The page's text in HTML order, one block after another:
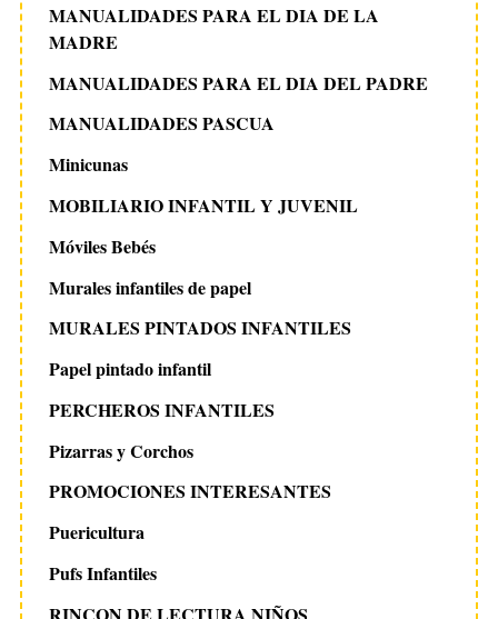
MANUALIDADES PARA EL DIA DE LA
MADRE
MANUALIDADES PARA EL DIA DEL PADRE
MANUALIDADES PASCUA
Minicunas
MOBILIARIO INFANTIL Y JUVENIL
Móviles Bebés
Murales infantiles de papel
MURALES PINTADOS INFANTILES
Papel pintado infantil
PERCHEROS INFANTILES
Pizarras y Corchos
PROMOCIONES INTERESANTES
Puericultura
Pufs Infantiles
RINCON DE LECTURA NIÑOS